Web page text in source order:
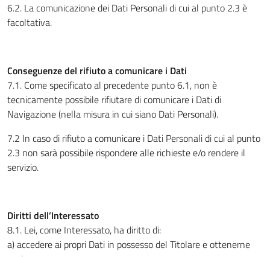
6.2. La comunicazione dei Dati Personali di cui al punto 2.3 è
facoltativa.
Conseguenze del rifiuto a comunicare i Dati
7.1. Come specificato al precedente punto 6.1, non è
tecnicamente possibile rifiutare di comunicare i Dati di
Navigazione (nella misura in cui siano Dati Personali).
7.2 In caso di rifiuto a comunicare i Dati Personali di cui al punto
2.3 non sarà possibile rispondere alle richieste e/o rendere il
servizio.
Diritti dell’Interessato
8.1. Lei, come Interessato, ha diritto di:
a) accedere ai propri Dati in possesso del Titolare e ottenerne